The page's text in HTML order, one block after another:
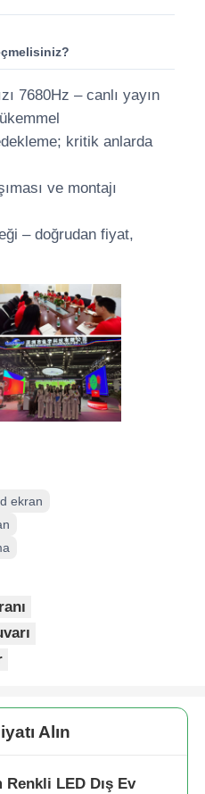
7680Hz – canlı yayın
kritik anlarda
ve montajı
– doğrudan fiyat,
ekran
Alın
Renkli LED Dış Ev